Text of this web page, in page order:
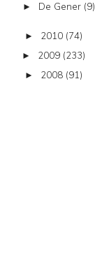
► De Gener (9)
► 2010 (74)
► 2009 (233)
► 2008 (91)